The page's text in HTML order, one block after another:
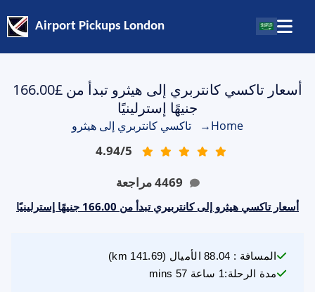
Airport Pickups London
أسعار تاكسي كانتربري إلى هيثرو تبدأ من £166.00
جنيهًا إسترلينيًا
Home
→ تاكسي كانتربري إلى هيثرو
4.94/5
4469مراجعة
أسعار تاكسي هيثرو إلى كانتربيري تبدأ من 166.00 جنيهًا إسترلينيًا
المسافة :
88.04 الأميال (
141.69
مدة الرحلة:1 ساعة 57 mins